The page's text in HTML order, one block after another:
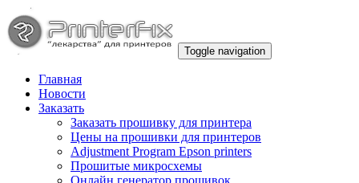
Toggle navigation
Главная
Новости
Заказать
Заказать прошивку для принтера
Цены на прошивки для принтеров
Adjustment Program Epson printers
Прошитые микросхемы
Онлайн генератор прошивок